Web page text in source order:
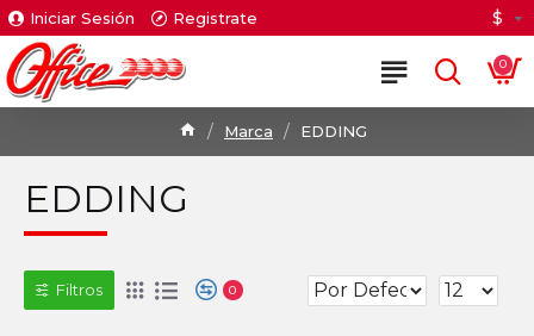
Iniciar Sesión Registrate $
0
Marca EDDING
EDDING
Filtros 0